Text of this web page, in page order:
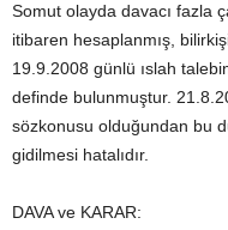
Somut olayda davacı fazla
itibaren hesaplanmış,
19.9.2008 günlü ıslah
definde bulunmuştur.
sözkonusu olduğundan bu
gidilmesi hatalıdır.
DAVA ve KARAR: